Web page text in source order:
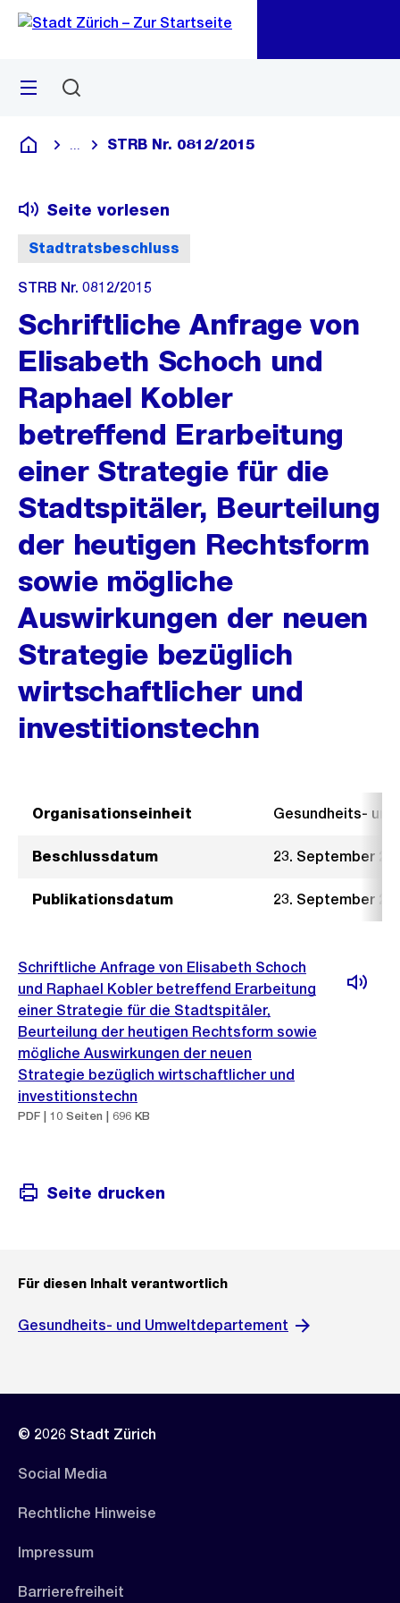
Navigation
Sprunglink
Menü
Deutsch
Blende alle Breadcrumbs ein
STRB Nr. 0812/2015
Stadtratsbeschluss
Seite vorlesen
STRB Nr. 0812/2015
Schriftliche Anfrage von
Elisabeth Schoch und
Raphael Kobler
betreffend Erarbeitung
einer Strategie für die
Stadtspitäler, Beurteilung
der heutigen Rechtsform
sowie mögliche
Auswirkungen der neuen
Strategie bezüglich
wirtschaftlicher und
investitionstechn
Organisationseinheit Gesundheits-
Beschlussdatum 23. September
Publikationsdatum 23. September
Schriftliche Anfrage von Elisabeth Schoch
und Raphael Kobler betreffend Erarbeitung
einer Strategie für die Stadtspitäler,
Beurteilung der heutigen Rechtsform sowie
mögliche Auswirkungen der neuen
Strategie bezüglich wirtschaftlicher und
investitionstechn
PDF | 10 Seiten | 696 KB
Seite drucken
Für diesen Inhalt verantwortlich
Gesundheits- und Umweltdepartement
© 2026 Stadt Zürich
Social Media
Rechtliche Hinweise
Impressum
Barrierefreiheit